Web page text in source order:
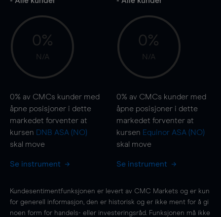
0%
N/A
0% av CMCs kunder med
åpne posisjoner i dette
markedet forventer at
kursen DNB ASA (NO)
skal move
Se instrument
0%
N/A
0% av CMCs kunder med
åpne posisjoner i dette
markedet forventer at
kursen Equinor ASA (NO)
skal move
Se instrument
Kundesentimentfunksjonen er levert av CMC Markets og er kun
for generell informasjon, den er historisk og er ikke ment for å gi
noen form for handels- eller investeringsråd. Funksjonen må ikke